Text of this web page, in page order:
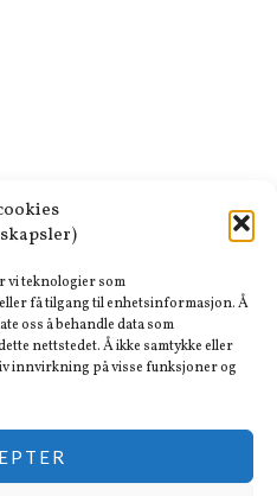
vi teknologier som
få tilgang til enhetsinformasjon. Å
oss å behandle data som
nettstedet. Å ikke samtykke eller
innvirkning på visse funksjoner og